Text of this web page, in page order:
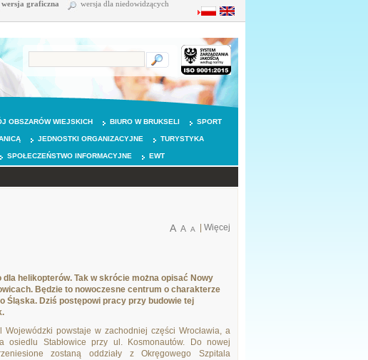
wersja graficzna wersja dla niedowidzących
OBSZARÓW WIEJSKICH BIURO W BRUKSELI SPORT
JEDNOSTKI ORGANIZACYJNE TURYSTYKA
SPOŁECZEŃSTWO INFORMACYJNE EWT
Więcej
A A A
dla helikopterów. Tak w skrócie można opisać Nowy
Będzie to nowoczesne centrum o charakterze
Śląska. Dziś postępowi pracy przy budowie tej
Wojewódzki powstaje w zachodniej części Wrocławia, a
osiedlu Stabłowice przy ul. Kosmonautów. Do nowej
zostaną oddziały z Okręgowego Szpitala